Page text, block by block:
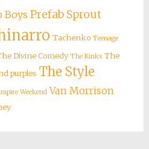
Boys Prefab Sprout
Tachenko Teenage
Divine Comedy The Kinks The
purples The Style
Weekend Van Morrison